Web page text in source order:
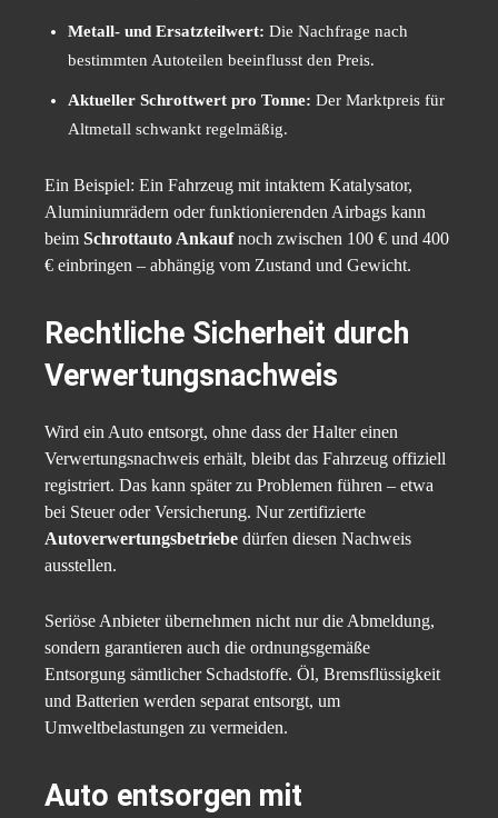
Metall- und Ersatzteilwert: Die Nachfrage nach
bestimmten Autoteilen beeinflusst den Preis.
Aktueller Schrottwert pro Tonne: Der Marktpreis für
Altmetall schwankt regelmäßig.
Ein Beispiel: Ein Fahrzeug mit intaktem Katalysator,
Aluminiumrädern oder funktionierenden Airbags kann
beim Schrottauto Ankaufnoch zwischen 100 € und 400
€ einbringen – abhängig vom Zustand und Gewicht.
Rechtliche Sicherheit durch
Verwertungsnachweis
Wird ein Auto entsorgt, ohne dass der Halter einen
Verwertungsnachweis erhält, bleibt das Fahrzeug offiziell
registriert. Das kann später zu Problemen führen – etwa
bei Steuer oder Versicherung. Nur zertifizierte
Autoverwertungsbetriebe dürfen diesen Nachweis
ausstellen.
Seriöse Anbieter übernehmen nicht nur die Abmeldung,
sondern garantieren auch die ordnungsgemäße
Entsorgung sämtlicher Schadstoffe. Öl, Bremsflüssigkeit
und Batterien werden separat entsorgt, um
Umweltbelastungen zu vermeiden.
Auto entsorgen mit